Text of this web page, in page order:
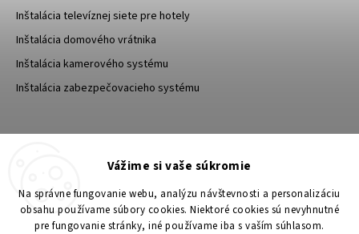
Vážime si vaše súkromie
Na správne fungovanie webu, analýzu návštevnosti a personalizáciu
obsahu používame súbory cookies. Niektoré cookies sú nevyhnutné
pre fungovanie stránky, iné používame iba s vaším súhlasom.
Inštalácia televíznej siete pre hotely
Inštalácia domového vrátnika
Inštalácia kamerového systému
Inštalácia zabezpečovacieho systému